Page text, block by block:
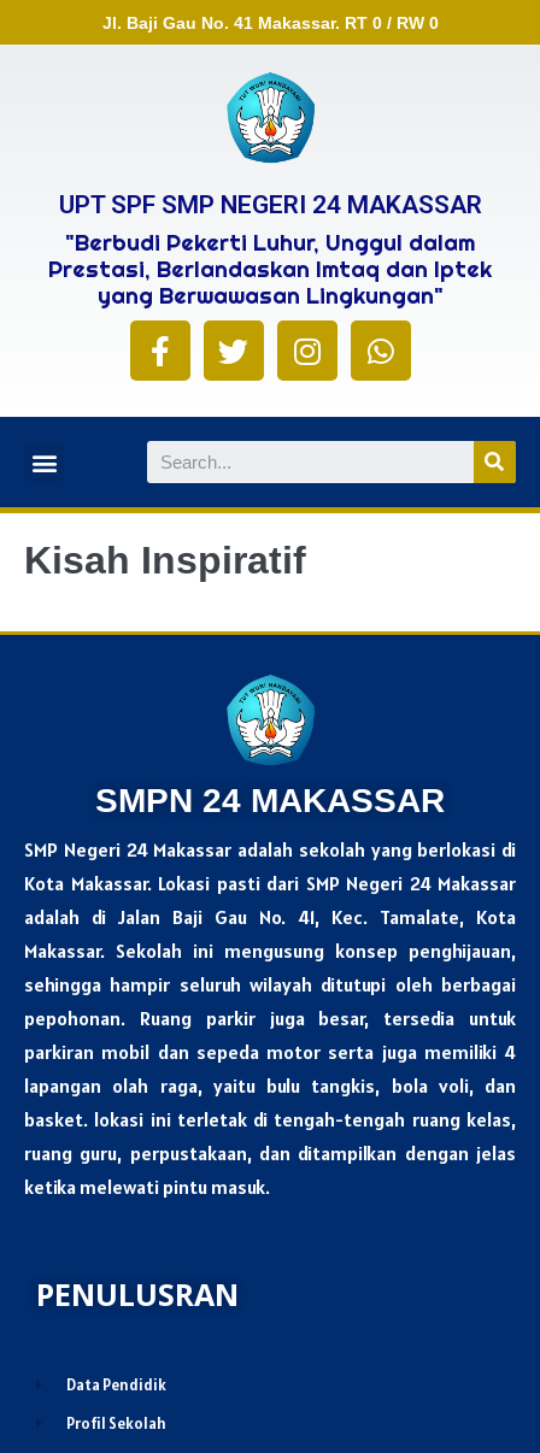
Jl. Baji Gau No. 41 Makassar. RT 0 / RW 0
UPT SPF SMP NEGERI 24 MAKASSAR
"Berbudi Pekerti Luhur, Unggul dalam
Prestasi, Berlandaskan Imtaq dan Iptek
yang Berwawasan Lingkungan"
Kisah Inspiratif
SMPN 24 MAKASSAR
SMP Negeri 24 Makassar adalah sekolah yang berlokasi di
Kota Makassar. Lokasi pasti dari SMP Negeri 24 Makassar
adalah di Jalan Baji Gau No. 41, Kec. Tamalate, Kota
Makassar. Sekolah ini mengusung konsep penghijauan,
sehingga hampir seluruh wilayah ditutupi oleh berbagai
pepohonan. Ruang parkir juga besar, tersedia untuk
parkiran mobil dan sepeda motor serta juga memiliki 4
lapangan olah raga, yaitu bulu tangkis, bola voli, dan
basket. lokasi ini terletak di tengah-tengah ruang kelas,
ruang guru, perpustakaan, dan ditampilkan dengan jelas
ketika melewati pintu masuk.
PENULUSRAN
Data Pendidik
Profil Sekolah